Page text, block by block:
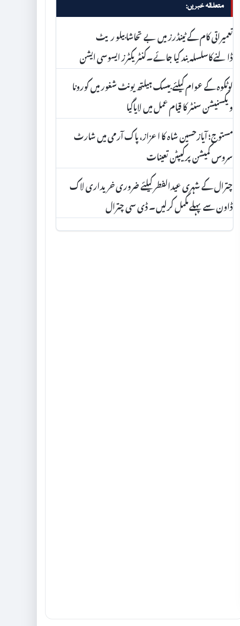
متعلقہ خبریں:
تعمیراتی کام کے ٹینڈرز میں بے تحاشا بیلو ریٹ
ڈالنےکاسلسلہ بند کیا جائے۔کنٹریکٹرز ایسوسی ایشن
لوٹکوہ کے عوام کیلئے بیسک ہیلتھ یونٹ شغور میں کورونا
ویکسنیشن سنٹر کا قیام عمل میں لایاگیا
مستوج؛ آیازحسین شاہ کا اعزاز، پاک آرمی میں شارٹ
سروس کمیشن پرکیپٹن تعینات
چترال کے شہری عیدالفطر کیلئے ضروری خریداری لاک
ڈاون سے پہلے مکمل کرلیں۔ ڈی سی چترال